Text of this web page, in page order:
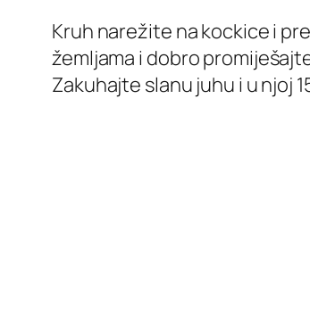
Kruh narežite na kockice i
žemljama i dobro
Zakuhajte slanu juhu i u njoj